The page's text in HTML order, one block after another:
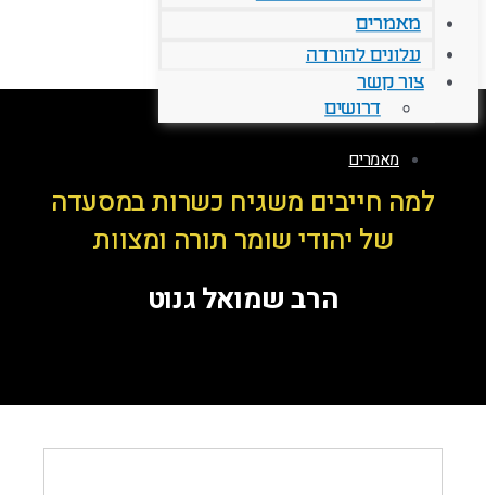
מאמרים
עלונים להורדה
צור קשר
דרושים
מאמרים
למה חייבים משגיח כשרות במסעדה
של יהודי שומר תורה ומצוות
הרב שמואל גנוט